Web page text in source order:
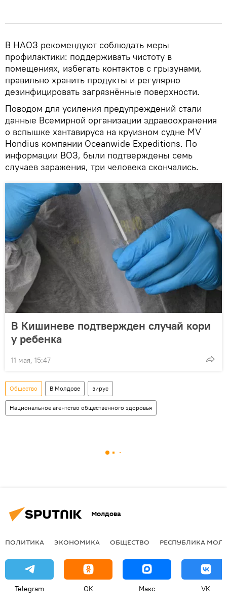
В НАОЗ рекомендуют соблюдать меры
профилактики: поддерживать чистоту в
помещениях, избегать контактов с грызунами,
правильно хранить продукты и регулярно
дезинфицировать загрязнённые поверхности.
Поводом для усиления предупреждений стали
данные Всемирной организации здравоохранения
о вспышке хантавируса на круизном судне MV
Hondius компании Oceanwide Expeditions. По
информации ВОЗ, были подтверждены семь
случаев заражения, три человека скончались.
В Кишиневе подтвержден случай кори
у ребенка
11 мая, 15:47
Общество В Молдове вирус
Национальное агентство общественного здоровья
Молдова
ПОЛИТИКА ЭКОНОМИКА ОБЩЕСТВО РЕСПУБЛИКА
Telegram OK Макс VK